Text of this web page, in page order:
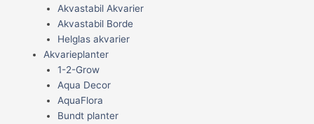
Akvastabil Akvarier
Akvastabil Borde
Helglas akvarier
Akvarieplanter
1-2-Grow
Aqua Decor
AquaFlora
Bundt planter